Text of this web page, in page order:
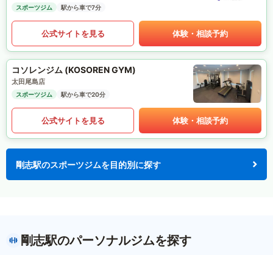
スポーツジム 駅から車で7分
公式サイトを見る 体験・相談予約
コソレンジム (KOSOREN GYM)
太田尾島店
スポーツジム 駅から車で20分
公式サイトを見る 体験・相談予約
剛志駅のスポーツジムを目的別に探す
剛志駅のパーソナルジムを探す